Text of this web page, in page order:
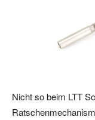
Nicht so beim LTT